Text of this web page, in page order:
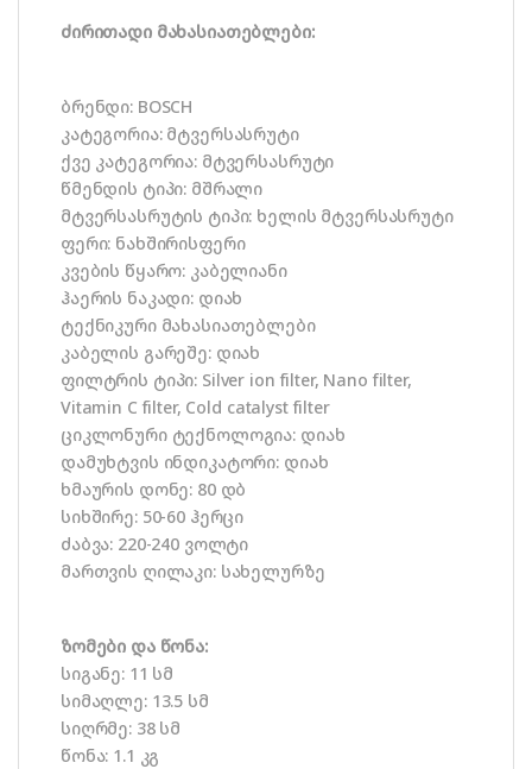
ძირითადი მახასიათებლები:
ბრენდი: BOSCH
კატეგორია: მტვერსასრუტი
ქვე კატეგორია: მტვერსასრუტი
წმენდის ტიპი: მშრალი
მტვერსასრუტის ტიპი: ხელის მტვერსასრუტი
ფერი: ნახშირისფერი
კვების წყარო: კაბელიანი
ჰაერის ნაკადი: დიახ
ტექნიკური მახასიათებლები
კაბელის გარეშე: დიახ
ფილტრის ტიპი: Silver ion filter, Nano filter,
Vitamin C filter, Cold catalyst filter
ციკლონური ტექნოლოგია: დიახ
დამუხტვის ინდიკატორი: დიახ
ხმაურის დონე: 80 დბ
სიხშირე: 50-60 ჰერცი
ძაბვა: 220-240 ვოლტი
მართვის ღილაკი: სახელურზე
ზომები და წონა:
სიგანე: 11 სმ
სიმაღლე: 13.5 სმ
სიღრმე: 38 სმ
წონა: 1.1 კგ